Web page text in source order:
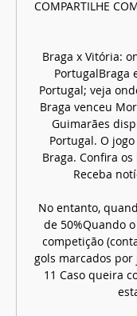
COMPARTILHE
Braga x Vitória:
PortugalBraga
Portugal; veja
Braga venceu
Guimarães
Portugal. O
Braga. Confira
Receba
No entanto,
de 50%Quando
competição
gols marcados por
11 Caso queira